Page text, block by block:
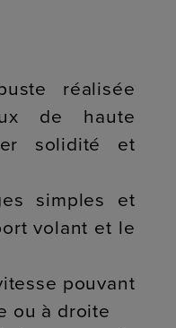
réalisée
de haute
solidité et
simples et
volant et le
pouvant
ou à droite